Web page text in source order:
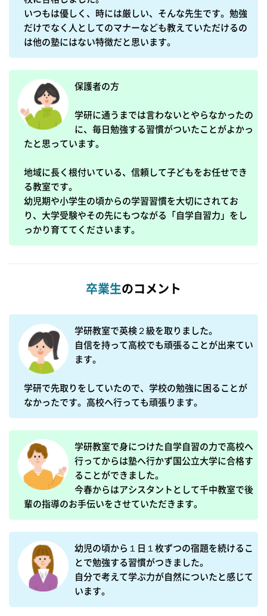
いつもは優しく、時には厳しい、そんな先生です。勉強
だけでなく人としてのマナーなども教えていただけるの
は他の塾にはない特徴だと思います。
保護者の方
学研に通うまでは言わないとやらなかったの
に、毎日勉強する習慣がついたことがよかっ
たと思っています。
地域に長く根付いている、信頼して子どもをお任せでき
る教室です。
幼児期や小学生の頃からの学習習慣を大切にされてお
り、大学受験やその先にもつながる「自学自習力」をし
っかり育ててくださいます。
卒業生のコメント
学研教室で英検２級を取りました。
自信を持って高校でも頑張ることが出来てい
ます。
学研で先取りをしていたので、学校の勉強に困ることが
なかったです。高校へ行っても頑張ります。
学研教室で身につけた自学自習の力で高校へ
行ってからは塾へ行かず国公立大学に合格す
ることができました。
今春からはアシスタントとして千中教室で後
輩の指導のお手伝いをさせていただきます。
幼児の頃から１日１枚ずつの宿題を続けるこ
とで勉強する習慣がつきました。
自分で考えて学ぶ力が自然についたと感じて
います。